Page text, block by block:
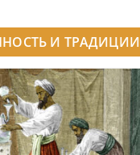
И ТРАДИЦИИ